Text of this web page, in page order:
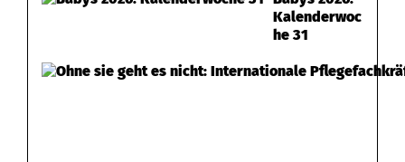
Kalenderwoc
he 31